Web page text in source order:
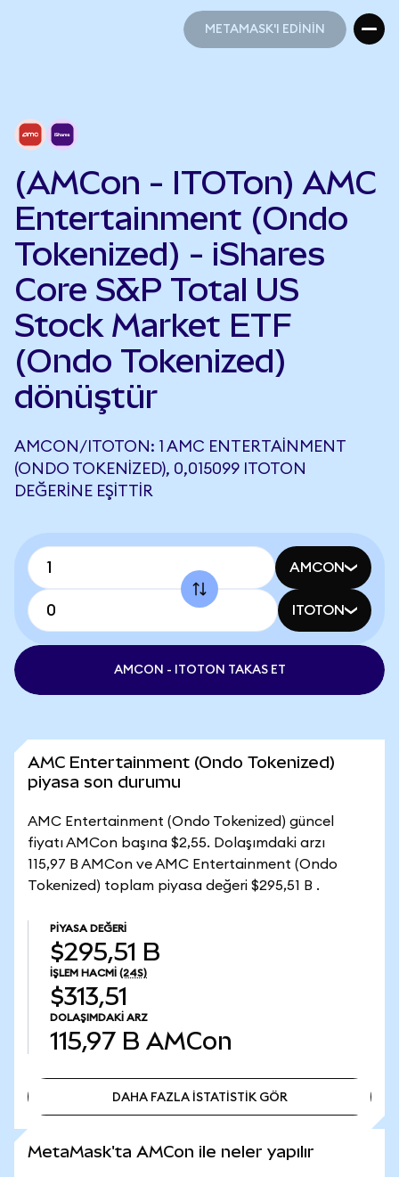
METAMASK'I EDİNİN
(AMCon - ITOTon) AMC
Entertainment (Ondo
Tokenized) - iShares
Core S&P Total US
Stock Market ETF
(Ondo Tokenized)
dönüştür
AMCON/ITOTON: 1 AMC ENTERTAINMENT
(ONDO TOKENIZED), 0,015099 ITOTON
DEĞERINE EŞITTIR
AMCON
ITOTON
AMCON - ITOTON TAKAS ET
AMC Entertainment (Ondo Tokenized)
piyasa son durumu
AMC Entertainment (Ondo Tokenized) güncel
fiyatı AMCon başına $2,55. Dolaşımdaki arzı
115,97 B AMCon ve AMC Entertainment (Ondo
Tokenized) toplam piyasa değeri $295,51 B .
PIYASA DEĞERI
$295,51 B
İŞLEM HACMI (24S)
$313,51
DOLAŞIMDAKI ARZ
115,97 B AMCon
DAHA FAZLA İSTATİSTİK GÖR
MetaMask'ta AMCon ile neler yapılır